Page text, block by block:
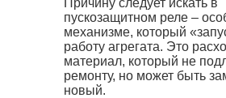
Причину следует искать в
пускозащитном реле –
механизме, который
работу агрегата. Это
материал, который не
ремонту, но может быть
новый.